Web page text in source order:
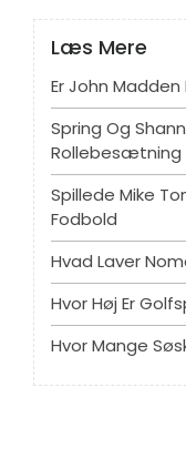
Læs Mere
Er John Madden
Spring Og
Rollebesætning
Spillede Mike
Fodbold
Hvad Laver
Hvor Høj Er
Hvor Mange